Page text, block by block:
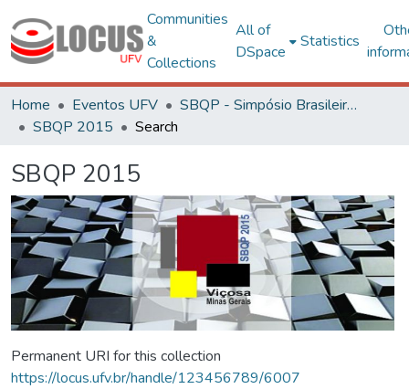
Communities
&
Collections
All of
DSpace
Statistics
Home Eventos UFV
SBQP - Simpósio Brasileiro de Qualidade do Projeto no Ambiente Construído
SBQP 2015
Search
SBQP 2015
Permanent URI for this collection
https://locus.ufv.br/handle/123456789/6007